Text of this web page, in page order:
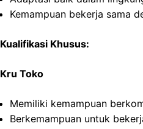
Kemampuan bekerja sama
Kualifikasi Khusus:
Kru Toko
Memiliki kemampuan
Berkemampuan untuk